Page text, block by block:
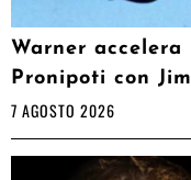
Warner
Pronipoti con
7 AGOSTO 2026